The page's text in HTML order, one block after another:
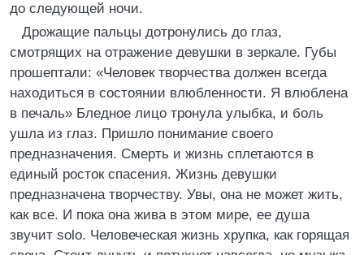
до следующей ночи.
Дрожащие пальцы дотронулись до глаз,
смотрящих на отражение девушки в зеркале. Губы
прошептали: «Человек творчества должен всегда
находиться в состоянии влюбленности. Я влюблена
в печаль» Бледное лицо тронула улыбка, и боль
ушла из глаз. Пришло понимание своего
предназначения. Смерть и жизнь сплетаются в
единый росток спасения. Жизнь девушки
предназначена творчеству. Увы, она не может жить,
как все. И пока она жива в этом мире, ее душа
звучит solo. Человеческая жизнь хрупка, как горящая